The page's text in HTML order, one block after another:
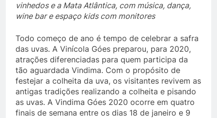
vinhedos e a Mata Atlântica, com música, dança,
wine bar e espaço kids com monitores
Todo começo de ano é tempo de celebrar a safra
das uvas. A Vinícola Góes preparou, para 2020,
atrações diferenciadas para quem participa da
tão aguardada Vindima. Com o propósito de
festejar a colheita da uva, os visitantes revivem as
antigas tradições realizando a colheita e pisando
as uvas. A Vindima Góes 2020 ocorre em quatro
finais de semana entre os dias 18 de janeiro e 9